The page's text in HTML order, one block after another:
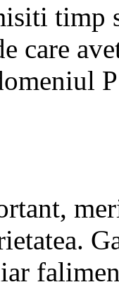
timp
care